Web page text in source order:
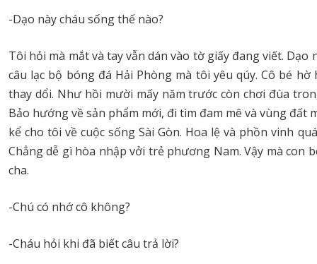
-Dạo này cháu sống thế nào?
Tôi hỏi mà mắt và tay vẫn dán vào tờ giấy đang viết.
câu lạc bộ bóng đá Hải Phòng mà tôi yêu qúy. Cô bé
thay dổi. Như hồi mười mấy năm trước còn chơi đùa
Bảo hướng về sản phẩm mới, đi tìm đam mê và vùng
kể cho tôi về cuộc sống Sài Gòn. Hoa lệ và phồn vinh
Chẳng dễ gì hòa nhập vởi trẻ phương Nam. Vậy mà con
cha.
-Chú có nhớ cô không?
-Cháu hỏi khi đã biết câu trả lời?